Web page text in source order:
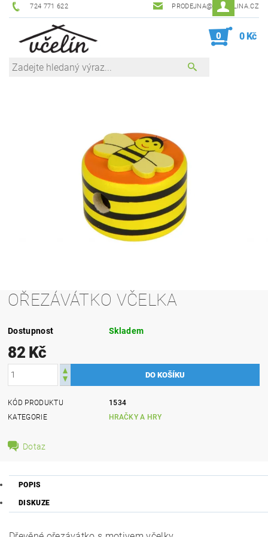
724 771 622 PRODEJNA@ZEVCELINA.CZ
0 0 Kč
OŘEZÁVÁTKO VČELKA
Dostupnost Skladem
82 Kč
KÓD PRODUKTU
1534
KATEGORIE
HRAČKY A HRY
Dotaz
POPIS
DISKUZE